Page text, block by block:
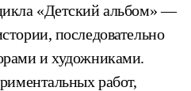
«Детский альбом» —
пос­ле­дова­тель­но
и ху­дож­ни­ками.
ра­бот,